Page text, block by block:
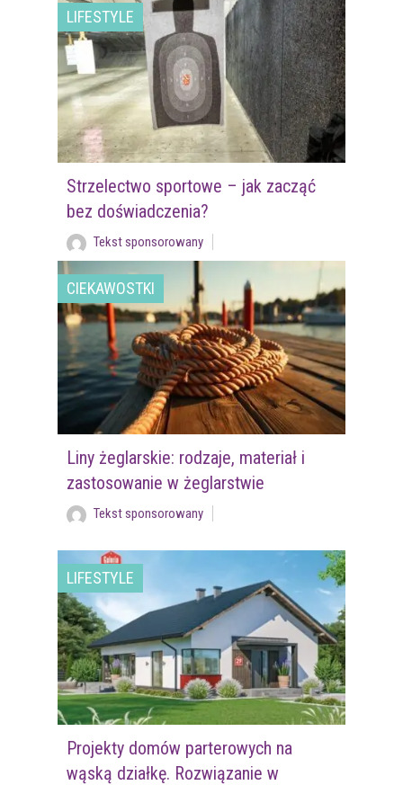
LIFESTYLE
Strzelectwo sportowe – jak zacząć
bez doświadczenia?
Tekst sponsorowany
CIEKAWOSTKI
Liny żeglarskie: rodzaje, materiał i
zastosowanie w żeglarstwie
Tekst sponsorowany
LIFESTYLE
Projekty domów parterowych na
wąską działkę. Rozwiązanie w